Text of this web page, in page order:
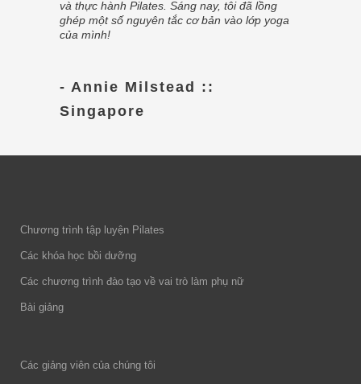
và thực hành Pilates. Sáng nay, tôi đã lồng
ghép một số nguyên tắc cơ bản vào lớp yoga
của mình!
- Annie Milstead ::
Singapore
Chương trình tập luyện Pilates
Các khóa học bồi dưỡng
Các chương trình đào tạo về vai trò làm phụ nữ
Bài giảng
Các giảng viên của chúng tôi